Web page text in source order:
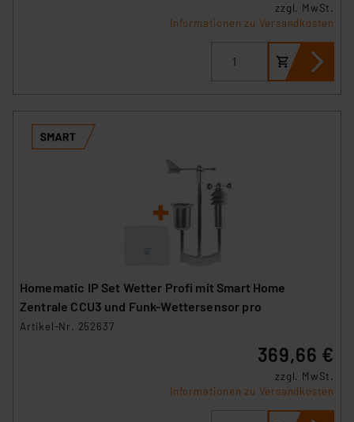
zzgl. MwSt.
Informationen zu Versandkosten
Homematic IP Set Wetter Profi mit Smart Home
Zentrale CCU3 und Funk-Wettersensor pro
Artikel-Nr. 252637
369,66 €
zzgl. MwSt.
Informationen zu Versandkosten